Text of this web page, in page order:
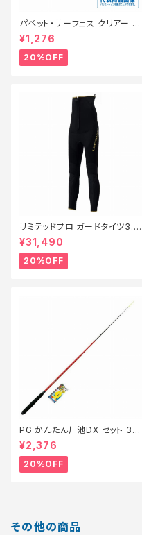
パペット・サーフェス クリアー 0
1【特価ルアー】【20】
¥1,276
20%OFF
リミテッドプロ ガードタイツ3.0
FI−540X 黒 LB【特価装備】【2
0】
¥31,490
20%OFF
PG かんたん川池DX セット 36
0【特価セット】【20】
¥2,376
20%OFF
その他の商品